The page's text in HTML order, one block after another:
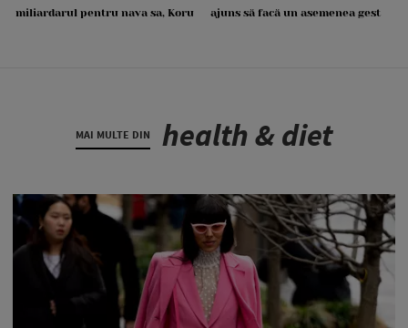
miliardarul pentru nava sa, Koru
ajuns să facă un asemenea gest
MAI MULTE DIN health & diet